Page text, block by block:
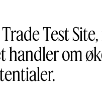
Test
handler om